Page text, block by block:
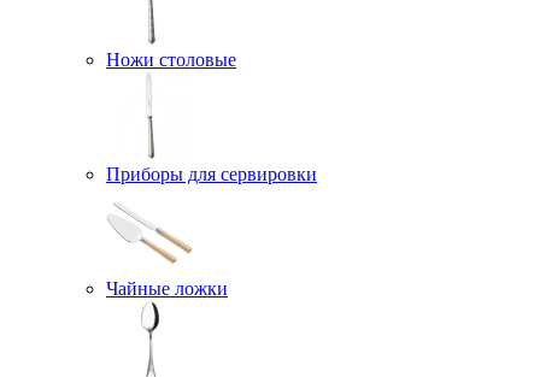
Ножи столовые
Приборы для сервировки
Чайные ложки